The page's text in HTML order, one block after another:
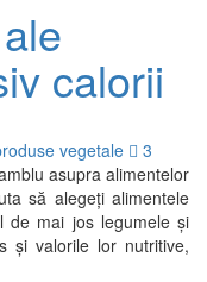
calorii
vegetale
3
asupra alimentelor
să alegeți alimentele
de mai jos legumele și
și valorile lor nutritive,